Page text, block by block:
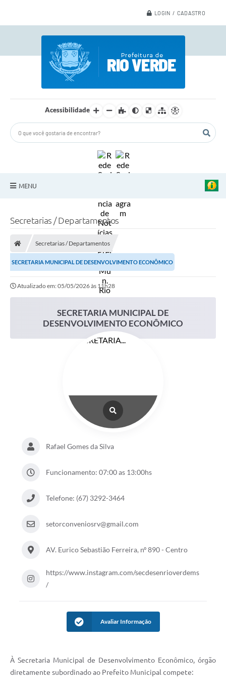
LOGIN / CADASTRO
Acessibilidade
MENU
Transparência
Sala do Empreendedor
Transparência RPPS
LGPD - Lei Geral de Proteção de Dados
Conselhos Municipais
COVID 19
Contato
Diário Oficial MS
Galeria de Fotos
Governo do Estado do Mato Grosso do Sul
Secretarias / Departamentos
Secretarias / Departamentos
SECRETARIA MUNICIPAL DE DESENVOLVIMENTO ECONÔMICO
Atualizado em: 05/05/2026 às 11h28
SECRETARIA MUNICIPAL DE
DESENVOLVIMENTO ECONÔMICO
Rafael Gomes da Silva
Funcionamento: 07:00 as 13:00hs
Telefone: (67) 3292-3464
setorconveniosrv@gmail.com
AV. Eurico Sebastião Ferreira, nº 890 - Centro
https://www.instagram.com/secdesenrioverdems
/
Avaliar Informação
À Secretaria Municipal de Desenvolvimento Econômico, órgão
diretamente subordinado ao Prefeito Municipal compete: